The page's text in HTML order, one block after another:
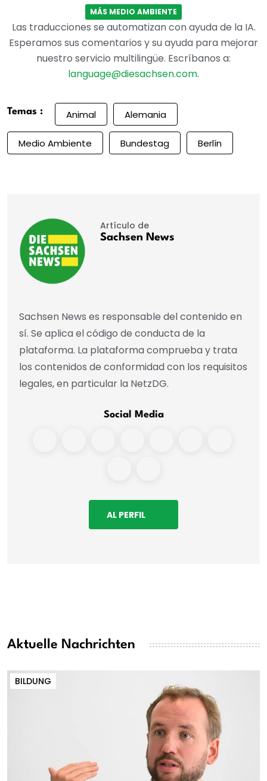
MÁS MEDIO AMBIENTE
Las traducciones se automatizan con ayuda de la IA.
Esperamos sus comentarios y su ayuda para mejorar
nuestro servicio multilingüe. Escríbanos a:
language@diesachsen.com.
Temas : Animal Alemania
Medio Ambiente Bundestag Berlín
Artículo de
Sachsen News
Sachsen News es responsable del contenido en
sí. Se aplica el código de conducta de la
plataforma. La plataforma comprueba y trata
los contenidos de conformidad con los requisitos
legales, en particular la NetzDG.
Social Media
AL PERFIL
Aktuelle Nachrichten
BILDUNG